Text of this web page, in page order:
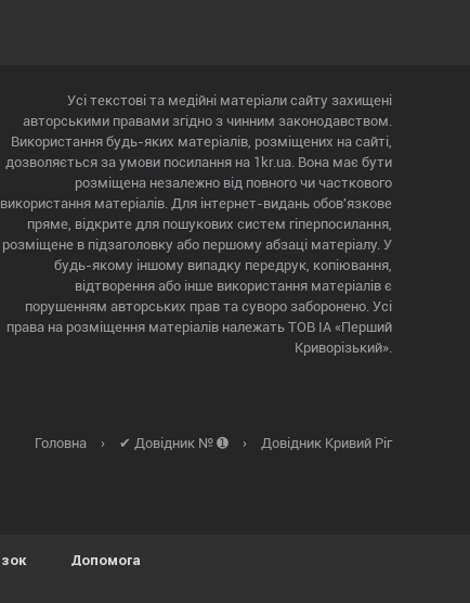
Усі текстові та медійні матеріали сайту захищені
авторськими правами згідно з чинним законодавством.
Використання будь-яких матеріалів, розміщених на сайті,
дозволяється за умови посилання на 1kr.ua. Вона має бути
розміщена незалежно від повного чи часткового
використання матеріалів. Для інтернет-видань обов'язкове
пряме, відкрите для пошукових систем гіперпосилання,
розміщене в підзаголовку або першому абзаці матеріалу. У
будь-якому іншому випадку передрук, копіювання,
відтворення або інше використання матеріалів є
порушенням авторських прав та суворо заборонено. Усі
права на розміщення матеріалів належать ТОВ ІА «Перший
Криворізький».
Головна › ✔ Довідник № ➊ › Довідник Кривий Ріг
Допомога